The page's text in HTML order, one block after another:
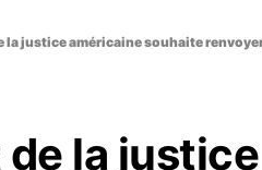
la justice américaine souhaite
la